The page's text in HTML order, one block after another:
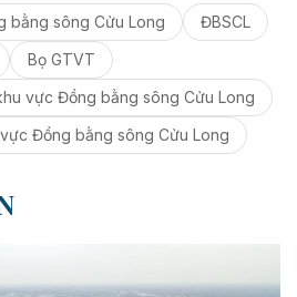
bằng sông Cửu Long
ĐBSCL
Bọ GTVT
vực Đồng bằng sông Cửu Long
Đồng bằng sông Cửu Long